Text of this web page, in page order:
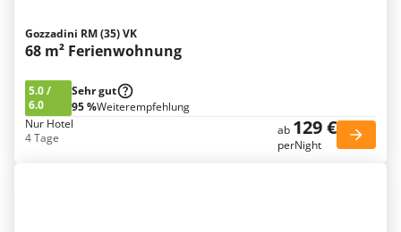
Gozzadini RM (35) VK
68 m² Ferienwohnung
5.0/
6.0
Sehr gut
95 %Weiterempfehlung
Nur Hotel
4 Tage
ab 129 €
perNight